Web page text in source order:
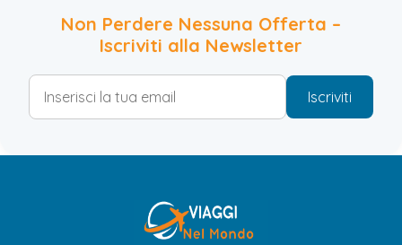
Non Perdere Nessuna Offerta –
Iscriviti alla Newsletter
Iscriviti